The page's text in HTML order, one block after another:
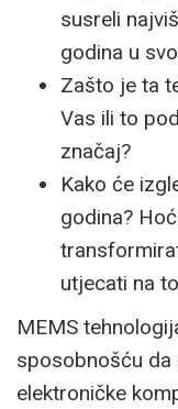
susreli
godina u
Zašto je ta
Vas ili to
značaj?
Kako će
godina?
utjecati na
MEMS
sposobnošću da
elektroničke